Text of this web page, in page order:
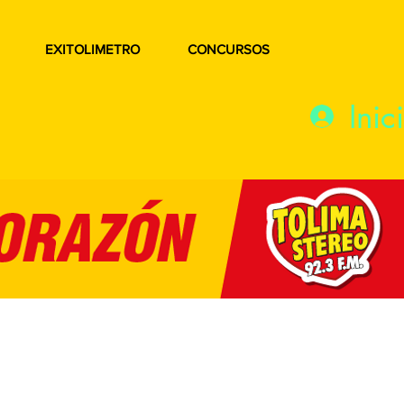
EXITOLIMETRO CONCURSOS